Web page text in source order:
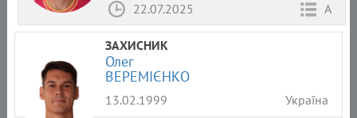
22.07.2025
А
ЗАХИСНИК
Олег
ВЕРЕМІЄНКО
13.02.1999
Україна